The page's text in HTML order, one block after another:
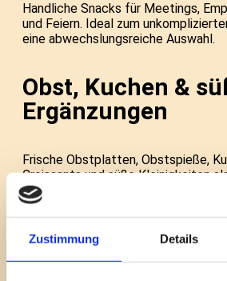
Zustimmung Details
Handliche Snacks für Meetings,
und Feiern. Ideal zum
eine abwechslungsreiche Auswahl.
Obst, Kuchen &
Ergänzungen
Frische Obstplatten, Obstspieße,
Croissants und süße Kleinigkeiten
Ergänzung zu Ihrem Catering.
Kaffee, Getränke &
Geschirrservice